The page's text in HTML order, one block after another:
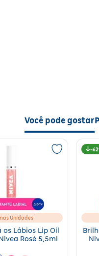
Você pode gostar
Unidades
Lábios Lip Oil
Rosé 5,5ml